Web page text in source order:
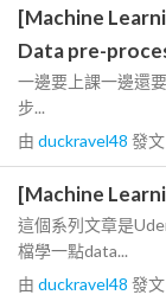
[Machine
Data pre-
一邊要上課一邊還
步...
由 duckravel48 發文
[Machine
這個系列文章是
檔學一點data...
由 duckravel48 發文